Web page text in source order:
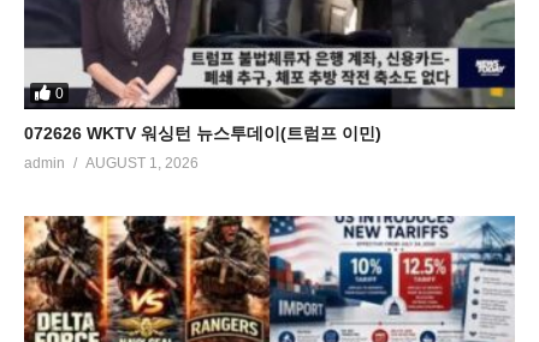
0
072626 WKTV 워싱턴 뉴스투데이(트럼프 이민)
admin AUGUST 1, 2026